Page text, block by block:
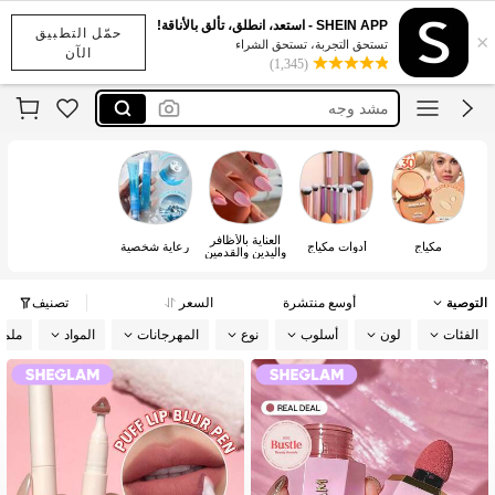
حمّل التطبيق
الآن
×
SHEIN APP - استعد، انطلق، تألق بالأناقة!
تستحق التجربة، تستحق الشراء
(1,345)
شراب سيلكون
sheglam
مشد وجه
مجموعة
شراب سيلكون
sheglam
مكياج أدوات مكياج
العناية بالأظافر
واليدين والقدمين
رعاية شخصية
التوصية أوسع منتشرة السعر تصنيف
الفئات لون أسلوب نوع المهرجانات المواد